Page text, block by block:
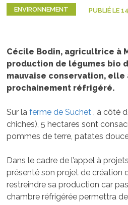
ENVIRONNEMENT PUBLIÉ LE
Cécile Bodin, agricultrice à
production de légumes bio
mauvaise conservation,
prochainement réfrigéré.
Sur la ferme de Suchet , à côté
chiches), 5 hectares sont
pommes de terre, patates
Dans le cadre de l’appel à projets
présenté son projet de création
restreindre sa production car
chambre réfrigérée permettra